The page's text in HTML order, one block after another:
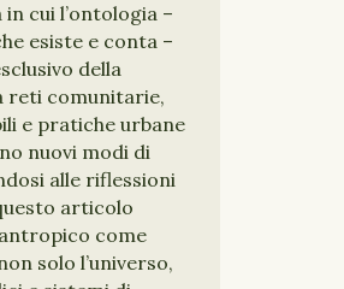
in cui l’ontologia –
esiste e conta –
della
reti comunitarie,
e pratiche urbane
nuovi modi di
alle riflessioni
articolo
come
solo l’universo,